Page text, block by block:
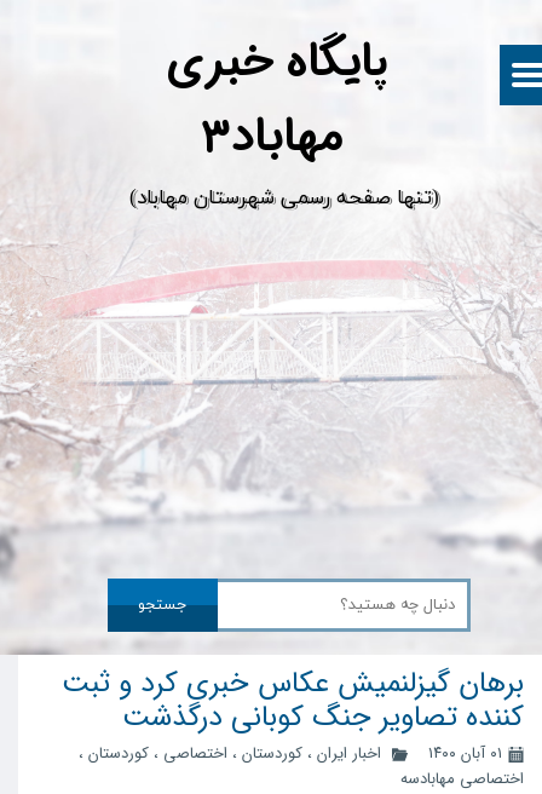
پایگاه خبری
​(تنها صفحه رسمی شهرستان مهاباد)
جستجو
برهان گیزلنمیش عکاس خبری کرد و ثبت
کننده تصاویر جنگ کوبانی درگذشت
۰۱ آبان ۱۴۰۰ اخبار ایران ، کوردستان ، اختصاصی ، کوردستان ،
اختصاصی مهابادسه